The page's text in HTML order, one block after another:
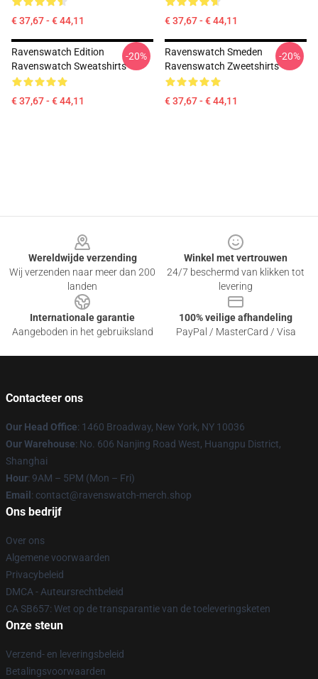
€ 37,67 - € 44,11 € 37,67 - € 44,11
Ravenswatch Edition
Ravenswatch Sweatshirts
€ 37,67 - € 44,11
-20%
Ravenswatch Smeden
Ravenswatch Zweetshirts
€ 37,67 - € 44,11
-20%
Wereldwijde verzending
Wij verzenden naar meer dan 200
landen
Winkel met vertrouwen
24/7 beschermd van klikken tot
levering
Internationale garantie
Aangeboden in het gebruiksland
100% veilige afhandeling
PayPal / MasterCard / Visa
Contacteer ons
Our Head Office: 1460 Broadway, New York, NY 10036
Our Warehouse: No. 606 Nanjing Road West, Huangpu District,
Shanghai
Hour: 9AM – 5PM (Mon – Fri)
Email : contact@ravenswatch-merch.shop
Ons bedrijf
Over ons
Algemene voorwaarden
Privacybeleid
DMCA - Auteursrechtbeleid
CA SB657: Wet op de transparantie van de toeleveringsketen
Onze steun
Verzend- en leveringsbeleid
Betalingsvoorwaarden